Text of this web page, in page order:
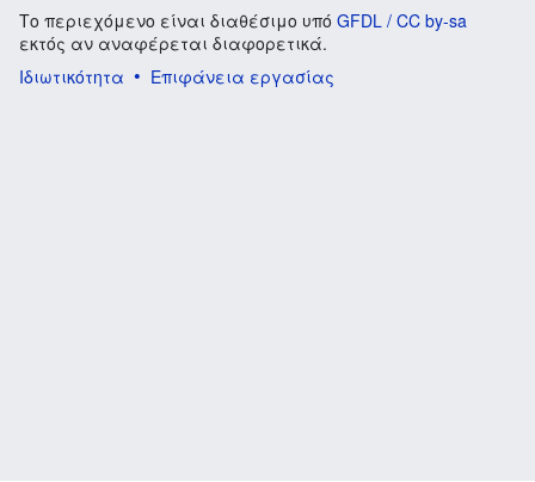
Το περιεχόμενο είναι διαθέσιμο υπό GFDL / CC by-sa
εκτός αν αναφέρεται διαφορετικά.
Ιδιωτικότητα
Επιφάνεια εργασίας